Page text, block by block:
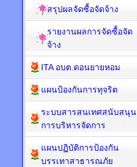
สรุปผลจัดซื้อจัดจ้าง
รายงานผลการจัดซื้อจัด
จ้าง
ITA อบต.ดอนยายหอม
แผนป้องกันการทุจริต
ระบบสารสนเทศสนับสนุน
การบริหารจัดการ
แผนปฏิบัติการป้องกัน
บรรเทาสาธารณภัย